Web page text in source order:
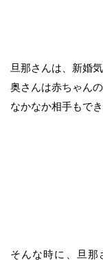
旦那さんは、新婚
奥さんは赤ちゃんの
なかなか相手もでき
そんな時に、旦